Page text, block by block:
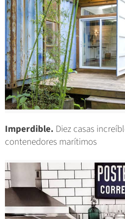
Imperdible. Diez casas
contenedores marítimos